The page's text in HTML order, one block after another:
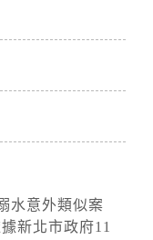
水意外類似案
新北市政府11